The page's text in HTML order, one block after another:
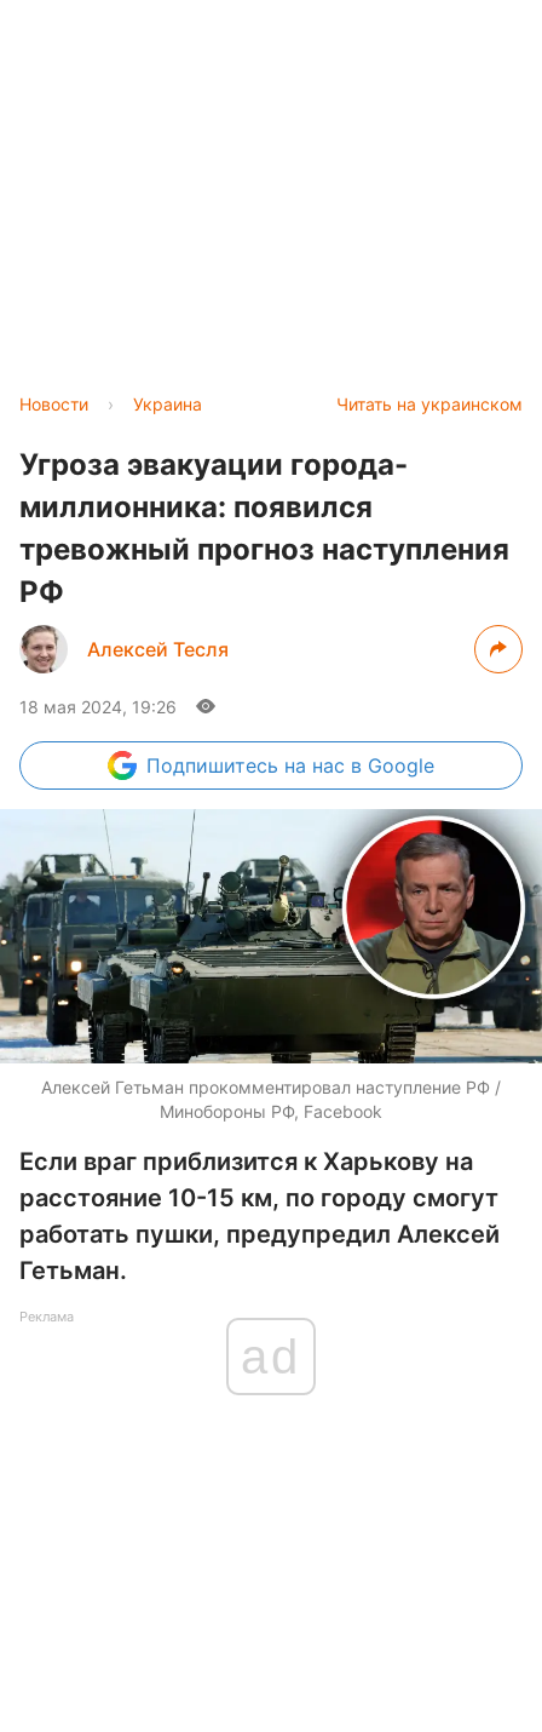
Читать на украинском
Новости › Украина
Угроза эвакуации города-
миллионника: появился
тревожный прогноз наступления
РФ
Алексей Тесля
18 мая 2024, 19:26
Подпишитесь на нас в Google
Алексей Гетьман прокомментировал наступление РФ /
Минобороны РФ, Facebook
Если враг приблизится к Харькову на
расстояние 10-15 км, по городу смогут
работать пушки, предупредил Алексей
Гетьман.
Реклама
ad